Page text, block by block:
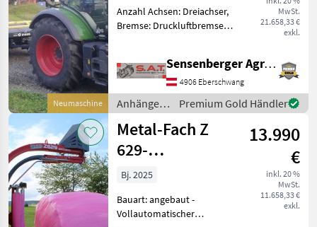
Neumaschine
Tridem
MwSt.
21.658,33 €
exkl.
Anzahl Achsen: Dreiachser,
Bremse: Druckluftbremse,
Ballenwagen
Ballentransportanhänger
+++Vergleichen Sie die
Details v
Sensenberger Agrar-Technik
4906 Eberschwang
Anhänger /
Metal-Fach
Premium Gold Händler
Metal-Fach Z
629-
Vollautomatischer
Dreipunktwickler
13.990
€
inkl. 20 %
MwSt.
11.658,33 €
exkl.
Bj. 2025
Bauart: angebaut -
Vollautomatischer